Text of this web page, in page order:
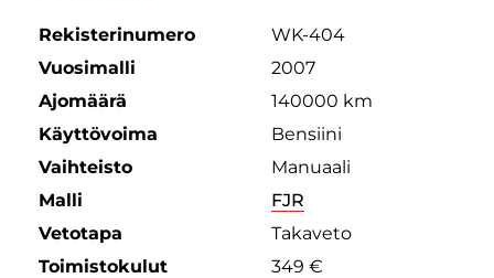
Rekisterinumero
WK-404
Vuosimalli
2007
Ajomäärä
140000 km
Käyttövoima
Bensiini
Vaihteisto
Manuaali
Malli
FJR
Vetotapa
Takaveto
Toimistokulut
349 €